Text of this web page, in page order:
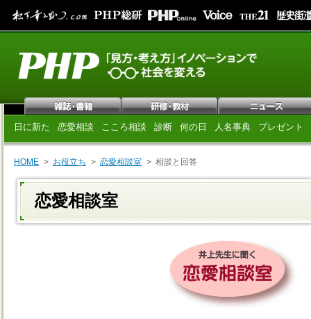
日に新た 恋愛相談 こころ相談 診断 何の日 人名事典 プレゼント
HOME お役立ち 恋愛相談室 相談と回答
恋愛相談室